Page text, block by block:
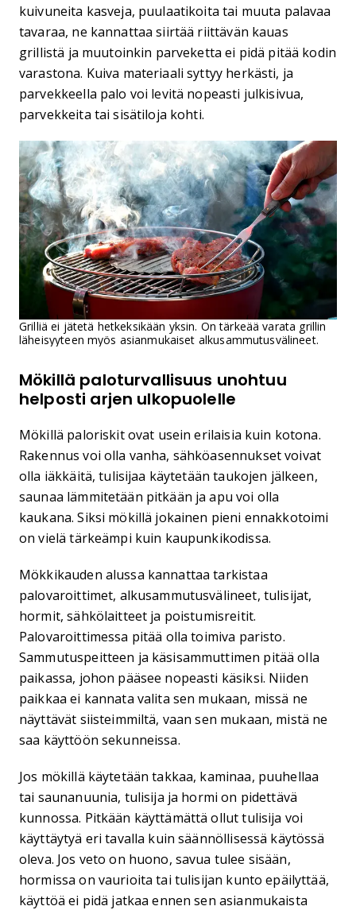
kuivuneita kasveja, puulaatikoita tai muuta palavaa
tavaraa, ne kannattaa siirtää riittävän kauas
grillistä ja muutoinkin parveketta ei pidä pitää kodin
varastona. Kuiva materiaali syttyy herkästi, ja
parvekkeella palo voi levitä nopeasti julkisivua,
parvekkeita tai sisätiloja kohti.
Grilliä ei jätetä hetkeksikään yksin. On tärkeää varata grillin
läheisyyteen myös asianmukaiset alkusammutusvälineet.
Mökillä paloturvallisuus unohtuu
helposti arjen ulkopuolelle
Mökillä paloriskit ovat usein erilaisia kuin kotona.
Rakennus voi olla vanha, sähköasennukset voivat
olla iäkkäitä, tulisijaa käytetään taukojen jälkeen,
saunaa lämmitetään pitkään ja apu voi olla
kaukana. Siksi mökillä jokainen pieni ennakkotoimi
on vielä tärkeämpi kuin kaupunkikodissa.
Mökkikauden alussa kannattaa tarkistaa
palovaroittimet, alkusammutusvälineet, tulisijat,
hormit, sähkölaitteet ja poistumisreitit.
Palovaroittimessa pitää olla toimiva paristo.
Sammutuspeitteen ja käsisammuttimen pitää olla
paikassa, johon pääsee nopeasti käsiksi. Niiden
paikkaa ei kannata valita sen mukaan, missä ne
näyttävät siisteimmiltä, vaan sen mukaan, mistä ne
saa käyttöön sekunneissa.
Jos mökillä käytetään takkaa, kaminaa, puuhellaa
tai saunanuunia, tulisija ja hormi on pidettävä
kunnossa. Pitkään käyttämättä ollut tulisija voi
käyttäytyä eri tavalla kuin säännöllisessä käytössä
oleva. Jos veto on huono, savua tulee sisään,
hormissa on vaurioita tai tulisijan kunto epäilyttää,
käyttöä ei pidä jatkaa ennen sen asianmukaista